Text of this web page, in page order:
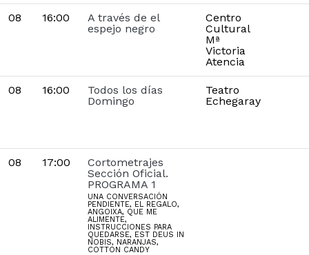
08 16:00
A través de el
espejo negro
Centro
Cultural
Mª
Victoria
Atencia
08 16:00
Todos los días
Domingo
Teatro
Echegaray
08 17:00
Cortometrajes
Sección Oficial.
PROGRAMA 1
UNA CONVERSACIÓN
PENDIENTE, EL REGALO,
ANGOIXA, QUE ME
ALIMENTE,
INSTRUCCIONES PARA
QUEDARSE, EST DEUS IN
NOBIS, NARANJAS,
COTTON CANDY